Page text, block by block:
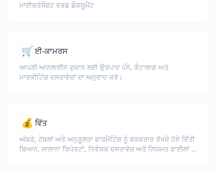
ਮਾਈਕਰੋਸੌਫਟ ਵਰਡ ਡੌਕਯੂਮੈਂਟ
🛒ਈ-ਕਾਮਰਸ
ਆਪਣੀ ਆਨਲਾਈਨ ਦੁਕਾਨ ਲਈ ਉਤਪਾਦ ਪੰਨੇ, ਕੈਟਾਲਾਗ ਅਤੇ
ਮਾਰਕੀਟਿੰਗ ਦਸਤਾਵੇਜ਼ਾਂ ਦਾ ਅਨੁਵਾਦ ਕਰੋ।
💰 ਵਿੱਤ
ਅੰਕੜੇ, ਟੇਬਲਾਂ ਅਤੇ ਅਨੁਕੂਲਤਾ ਫਾਰਮੈਟਿੰਗ ਨੂੰ ਬਰਕਰਾਰ ਰੱਖਦੇ ਹੋਏ ਵਿੱਤੀ
ਬਿਆਨ, ਸਾਲਾਨਾ ਰਿਪੋਰਟਾਂ, ਨਿਵੇਸ਼ਕ ਦਸਤਾਵੇਜ਼ ਅਤੇ ਨਿਯਮਤ ਫਾਈਲਾਂ ਦਾ